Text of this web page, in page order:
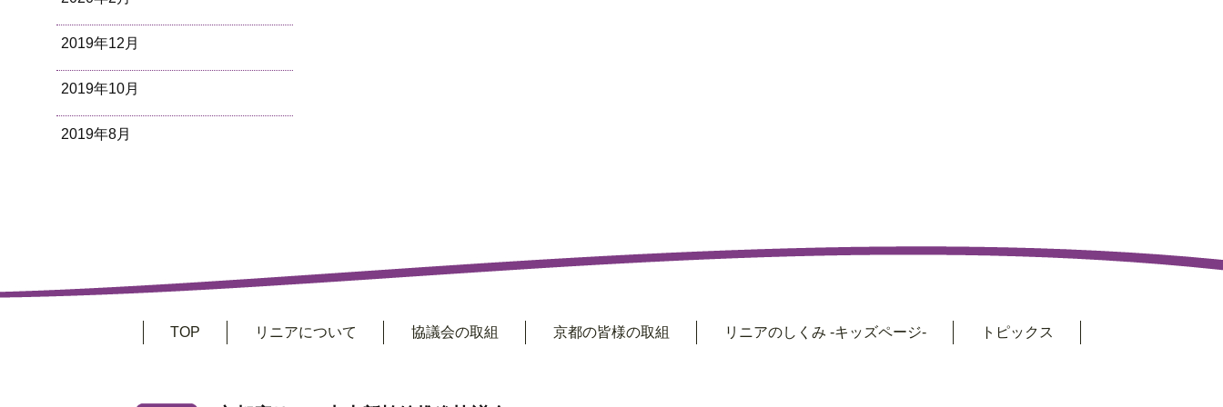
2019年12月
2019年10月
2019年8月
TOP リニアについて 協議会の取組 京都の皆様の取組 リニアのしくみ -キッズページ- トピックス